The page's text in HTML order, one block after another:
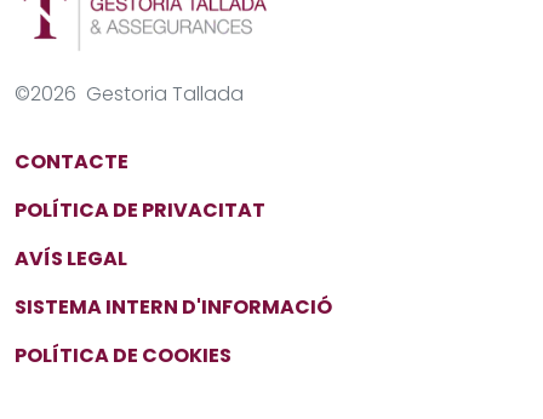
©2026 Gestoria Tallada
CONTACTE
POLÍTICA DE PRIVACITAT
AVÍS LEGAL
SISTEMA INTERN D'INFORMACIÓ
POLÍTICA DE COOKIES